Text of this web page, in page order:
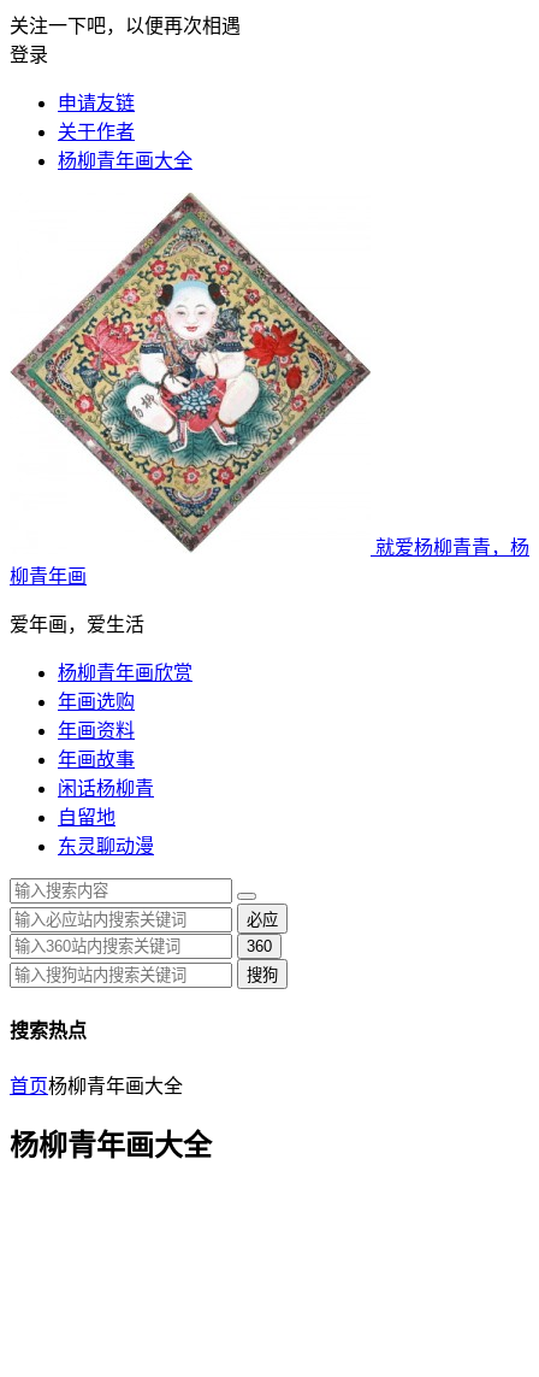
关注一下吧，以便再次相遇
登录
申请友链
关于作者
杨柳青年画大全
就爱杨柳青青，杨
柳青年画
爱年画，爱生活
杨柳青年画欣赏
年画选购
年画资料
年画故事
闲话杨柳青
自留地
东灵聊动漫
必应
360
搜狗
搜索热点
首页杨柳青年画大全
杨柳青年画大全